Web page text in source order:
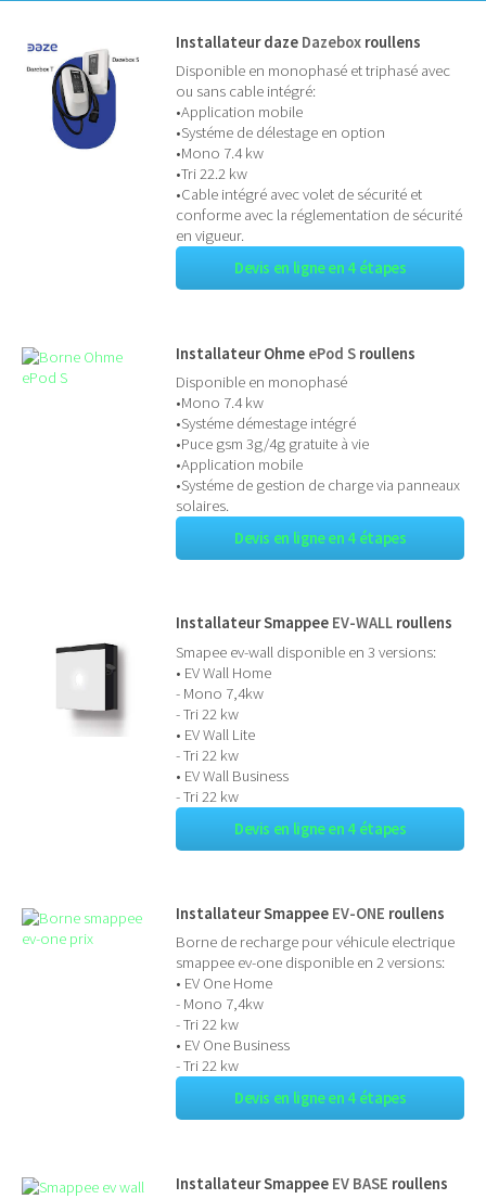
Installateur daze Dazebox roullens
Disponible en monophasé et triphasé avec
ou sans cable intégré:
•Application mobile
•Systéme de délestage en option
•Mono 7.4 kw
•Tri 22.2 kw
•Cable intégré avec volet de sécurité et
conforme avec la réglementation de sécurité
en vigueur.
Devis en ligne en 4 étapes
Installateur Ohme ePod S roullens
Disponible en monophasé
•Mono 7.4 kw
•Systéme démestage intégré
•Puce gsm 3g/4g gratuite à vie
•Application mobile
•Systéme de gestion de charge via panneaux
solaires.
Devis en ligne en 4 étapes
Installateur Smappee EV-WALL roullens
Smapee ev-wall disponible en 3 versions:
• EV Wall Home
- Mono 7,4kw
- Tri 22 kw
• EV Wall Lite
- Tri 22 kw
• EV Wall Business
- Tri 22 kw
Devis en ligne en 4 étapes
Installateur Smappee EV-ONE roullens
Borne de recharge pour véhicule electrique
smappee ev-one disponible en 2 versions:
• EV One Home
- Mono 7,4kw
- Tri 22 kw
• EV One Business
- Tri 22 kw
Devis en ligne en 4 étapes
Installateur Smappee EV BASE roullens